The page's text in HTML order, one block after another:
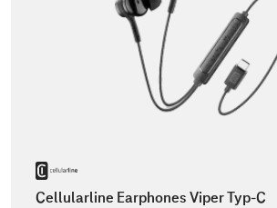
Cellularline Earphones Viper Typ-C